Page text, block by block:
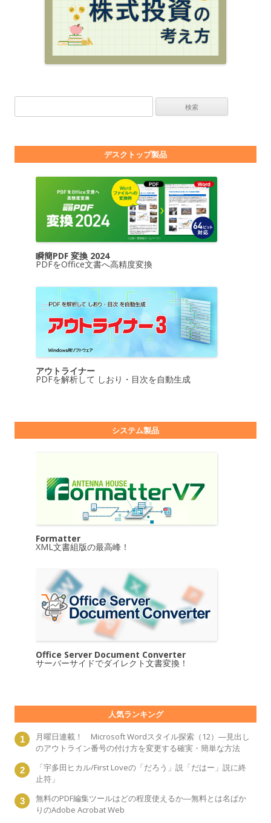
デスクトップ製品
瞬簡PDF 変換 2024
PDFをOffice文書へ高精度変換
アウトライナー
PDFを解析して しおり・目次を自動生成
システム製品
Formatter
XML文書組版の最高峰！
Office Server Document Converter
サーバーサイドでダイレクト文書変換！
人気ランキング
月曜日連載！ Microsoft Wordスタイル探索（12）―見出し
のアウトライン番号の付け方を変更する確実・簡単な方法
「宇多田ヒカル/First Loveの「だろう」説「だはー」説に終
止符」
無料のPDF編集ツールはどの程度使えるか―無料とは名ばか
りのAdobe Acrobat Web